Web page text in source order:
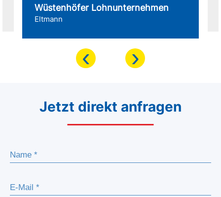
Wüstenhöfer Lohnunternehmen
Eltmann
‹ ›
Jetzt direkt anfragen